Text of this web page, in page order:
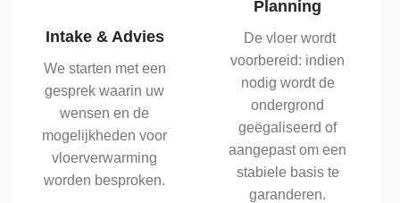
Intake & Advies
We starten met een
gesprek waarin uw
wensen en de
mogelijkheden voor
vloerverwarming
worden besproken.
Planning
De vloer wordt
voorbereid: indien
nodig wordt de
ondergrond
geëgaliseerd of
aangepast om een
stabiele basis te
garanderen.